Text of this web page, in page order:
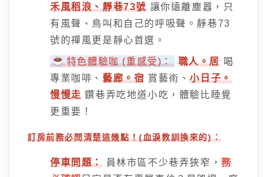
禾風稻浪、靜巷73號 讓你遠離塵囂，只
有風聲、鳥叫和自己的呼吸聲。靜巷73
號的禪風更是靜心首選。
特色體驗咖 (重感受)： 職人。居 喝
專業咖啡、 藝廊。宿 賞藝術、小日子。
慢慢走鑽巷弄吃地道小吃，體驗比睡覺
更重要！
訂房前務必問清楚這幾點！(血淚教訓換來的)：
停車問題： 員林市區不少巷弄狹窄，務